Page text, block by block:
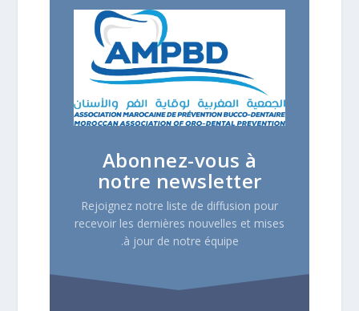
Abonnez-vous à
notre newsletter
Rejoignez notre liste de diffusion pour
recevoir les dernières nouvelles et mises
à jour de notre équipe.